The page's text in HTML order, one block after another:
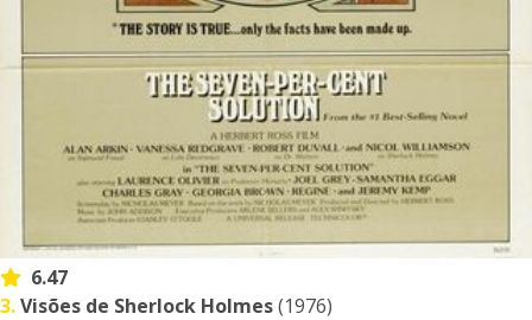
6.47
3.Visões de Sherlock Holmes(1976)